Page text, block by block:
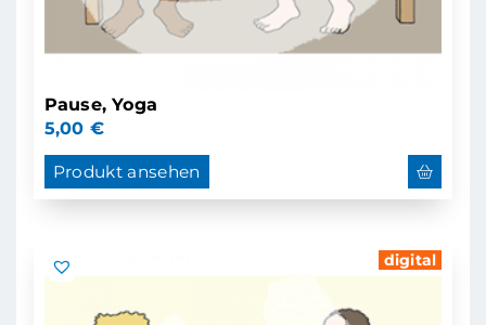
Pause, Yoga
5,00 €
Produkt ansehen
digital